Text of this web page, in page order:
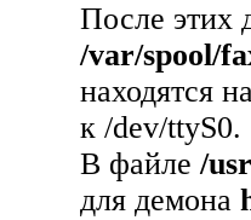
После этих
/var/spool/
находятся
к /dev/ttyS0.
В файле/
для демона